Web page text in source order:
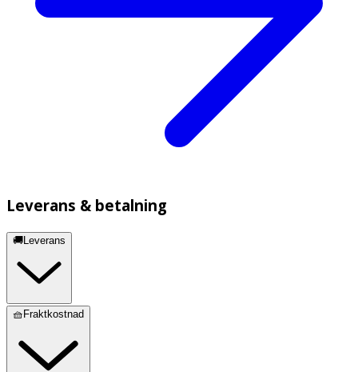
Leverans & betalning
🚚Leverans
🧺Fraktkostnad